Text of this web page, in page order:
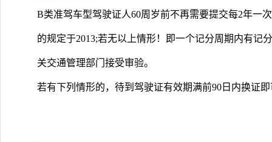
B类准驾车型驾驶证人60周岁前不再需要提交每2年一
的规定于2013;若无以上情形！即一个记分周期内有记
关交通管理部门接受审验。
若有下列情形的，待到驾驶证有效期满前90日内换证